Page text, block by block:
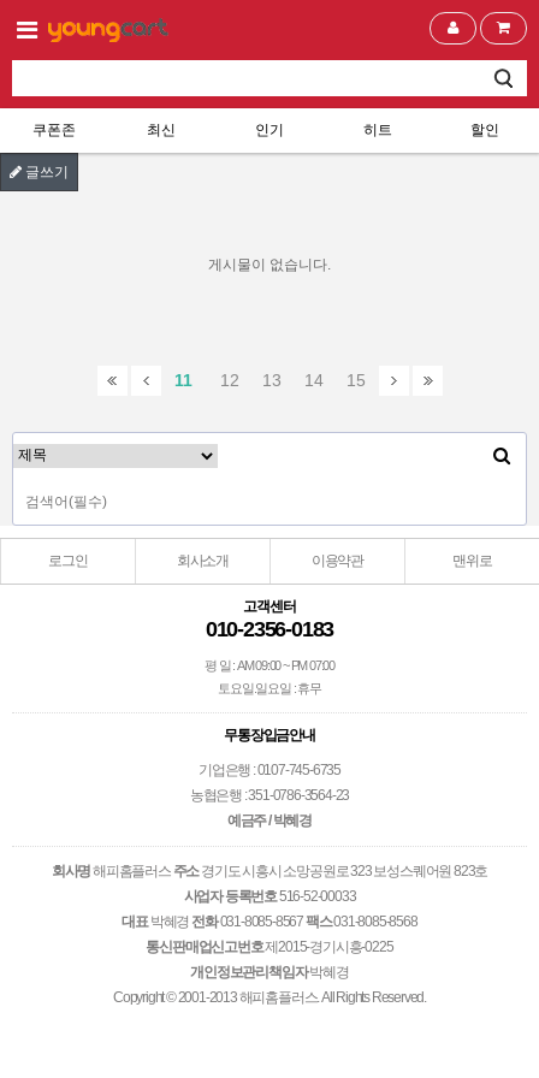
쿠폰존 최신 인기 히트 할인
글쓰기
게시물이 없습니다.
11 12 13 14 15
로그인 회사소개 이용약관 맨위로
고객센터
010-2356-0183
평 일 : AM 09:00 ~ PM 07:00
토요일.일요일 : 휴무
무통장입금안내
기업은행 : 0107-745-6735
농협은행 : 351-0786-3564-23
예금주 / 박혜경
회사명해피홈플러스 주소경기도 시흥시 소망공원로 323 보성스퀘어원 823호
사업자 등록번호516-52-00033
대표 박혜경 전화031-8085-8567팩스031-8085-8568
통신판매업신고번호제2015-경기시흥-0225
개인정보관리책임자박혜경
Copyright © 2001-2013 해피홈플러스. All Rights Reserved.